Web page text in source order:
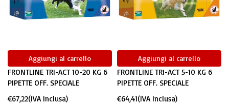
Aggiungi al carrello
FRONTLINE TRI-ACT 10-20 KG 6
PIPETTE OFF. SPECIALE
€67,22(IVA Inclusa)
Aggiungi al carrello
FRONTLINE TRI-ACT 5-10 KG 6
PIPETTE OFF. SPECIALE
€64,41(IVA Inclusa)